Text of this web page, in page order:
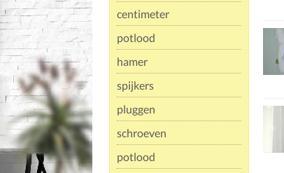
centimeter
potlood
hamer
spijkers
pluggen
schroeven
potlood